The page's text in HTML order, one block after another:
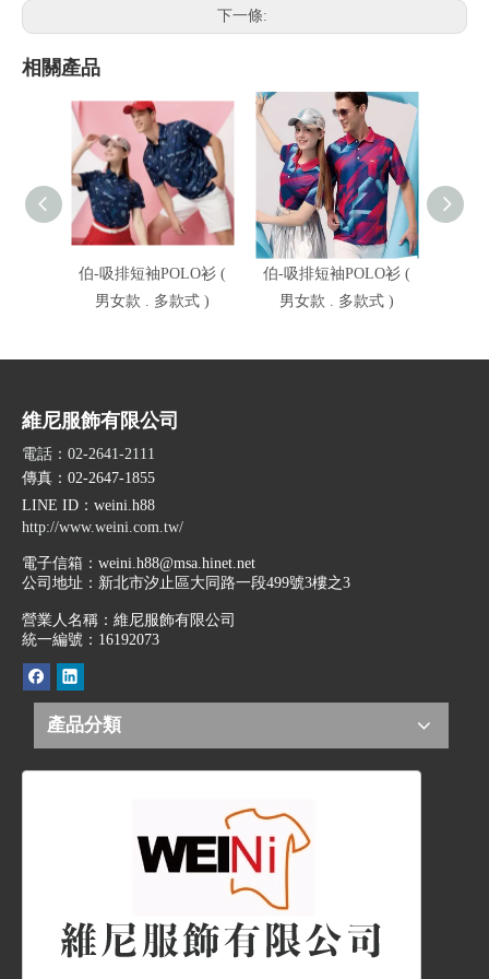
下一條:
相關產品
伯-吸排短袖POLO衫 (
男女款 . 多款式 )
伯-吸排短袖POLO衫 (
男女款 . 多款式 )
維尼服飾有限公司
電話：02-2641-2111
傳真：02-2647-1855
LINE ID ：weini.h88
http://www.weini.com.tw/
電子信箱： weini.h88@msa.hinet.net
公司地址： 新北市汐止區大同路一段499號3樓之3
營業人名稱：維尼服飾有限公司
統一編號：16192073
產品分類